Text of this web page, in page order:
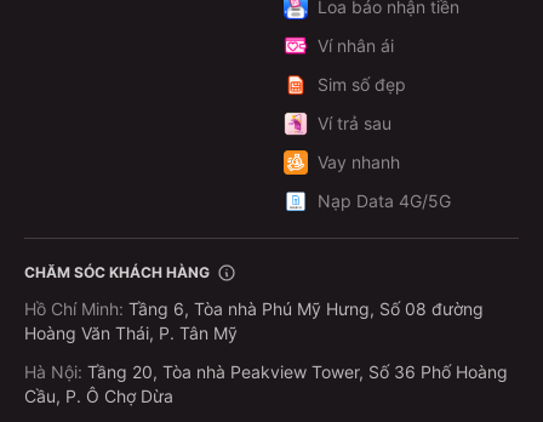
Loa báo nhận tiền
Ví nhân ái
Sim số đẹp
Ví trả sau
Vay nhanh
Nạp Data 4G/5G
CHĂM SÓC KHÁCH HÀNG
Hồ Chí Minh: Tầng 6, Tòa nhà Phú Mỹ Hưng, Số 08 đường
Hoàng Văn Thái, P. Tân Mỹ
Hà Nội: Tầng 20, Tòa nhà Peakview Tower, Số 36 Phố Hoàng
Cầu, P. Ô Chợ Dừa